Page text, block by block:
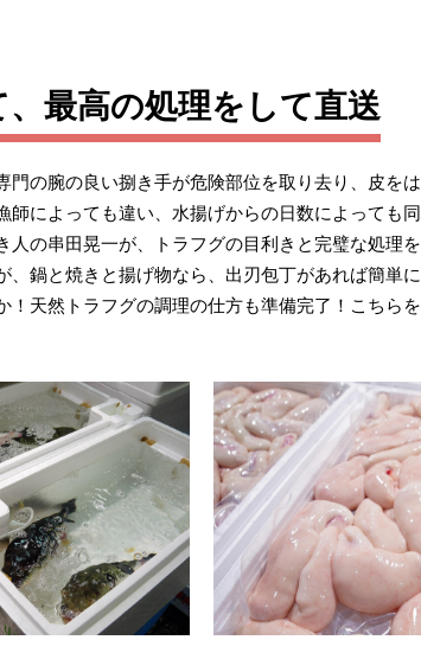
最高の処理をして直送
の腕の良い捌き手が危険部位を取り去り、皮を
によっても違い、水揚げからの日数によっても
の串田晃一が、トラフグの目利きと完璧な処理を
鍋と焼きと揚げ物なら、出刃包丁があれば簡単
天然トラフグの調理の仕方も準備完了！こちら